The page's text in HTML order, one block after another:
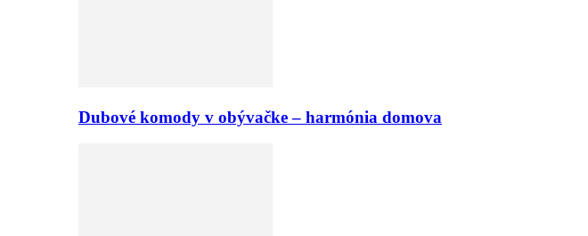
Dubové komody v obývačke – harmónia domova